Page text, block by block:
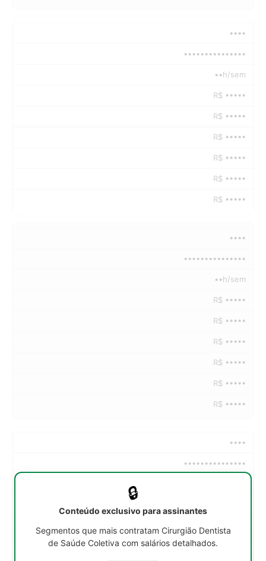
••••
•••••••••••••••
••h/sem
R$ •••••
R$ •••••
R$ •••••
R$ •••••
R$ •••••
R$ •••••
••••
•••••••••••••••
••h/sem
R$ •••••
R$ •••••
R$ •••••
R$ •••••
R$ •••••
R$ •••••
••••
•••••••••••••••
R$ •••••
R$ •••••
🔒
Conteúdo exclusivo para assinantes
Segmentos que mais contratam Cirurgião Dentista
de Saúde Coletiva com salários detalhados.